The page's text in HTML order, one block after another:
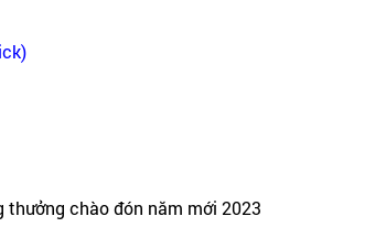
thưởng chào đón năm mới 2023